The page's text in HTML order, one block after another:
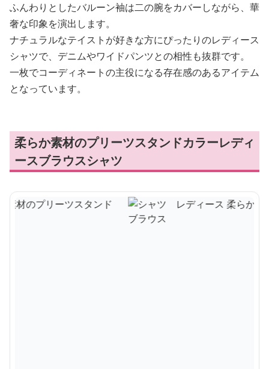
ふんわりとしたバルーン袖は二の腕をカバーしながら、華
奢な印象を演出します。
ナチュラルなテイストが好きな方にぴったりのレディース
シャツで、デニムやワイドパンツとの相性も抜群です。
一枚でコーディネートの主役になる存在感のあるアイテム
となっています。
柔らか素材のプリーツスタンドカラーレディ
ースブラウスシャツ